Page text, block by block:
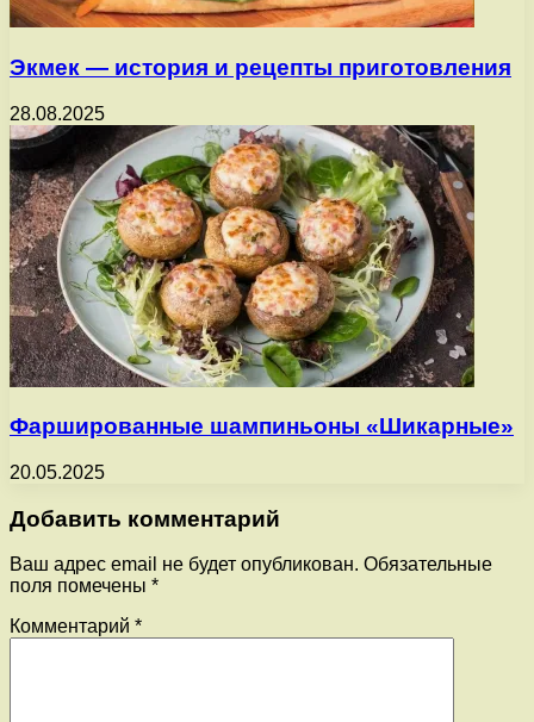
Экмек — история и рецепты приготовления
28.08.2025
Фаршированные шампиньоны «Шикарные»
20.05.2025
Добавить комментарий
Ваш адрес email не будет опубликован. Обязательные
поля помечены *
Комментарий *